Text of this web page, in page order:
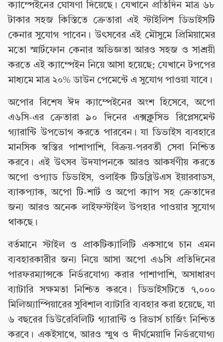
ক্যাম্পেইনের ঘোষণা দিয়েছে। যেখানে প্রতিদিন মাত্র ৬৮
টাকার সহজ কিস্তিতে ক্রেতারা এই স্টাইলিশ ডিভাইসটি
কেনার সুযোগ পাবেন। উৎসবের এই মৌসুমে প্রিমিয়ামের
মতো স্মার্টফোন কেনার অভিজ্ঞতা আরও সহজ ও সাশ্রয়ী
করতে এই ক্যাম্পেইন নিয়ে আসা হয়েছে; যেখানে টপপের
মাধ্যমে মাত্র ২০% ডাউন পেমেন্টে এ সুযোগ পাওয়া যাবে।
অপোর বিশেষ ঈদ ক্যাম্পেইনের অংশ হিসেবে, অপো
এ৬সি-এর ক্রেতারা ৯০ দিনের এক্সক্লুসিভ রিপ্লেসমেন্ট
গ্যারান্টি উপভোগ করতে পারবেন। যা ডিভাইস ব্যবহারে
মানসিক স্বস্তির পাশাপাশি, বিক্রয়-পরবর্তী সেবা নিশ্চিত
করবে। এই উৎসব উদযাপনকে আরও আকর্ষণীয় করতে
অপো ওপ্যাড ডিভাইস, ওলাইক টিডব্লিউএস ইয়ারবাডস,
ব্যাকপ্যাক, অপো টি-শার্ট ও অপো ক্যাপ সহ ক্রেতাদের
জন্য আরও অনেক লাইফস্টাইল উপহার পাওয়ার সুযোগ
থাকছে।
বর্তমানে স্টাইল ও প্রাকটিক্যালিটি একসাথে চান এমন
ব্যবহারকারীর জন্য নিয়ে আসা অপো এ৬সি প্রতিদিনের
পারফরম্যান্সকে নির্ভরযোগ্য করার পাশাপাশি, অসাধারণ
ব্যাটারি সক্ষমতা নিশ্চিত করবে। ডিভাইসটিতে ৭,০০০
মিলিঅ্যাম্পিয়ারের সুবিশাল ব্যাটারি ব্যবহার করা হয়েছে, যা
৬ বছরের ডিউরেবিলিটি গ্যারান্টি ও রিভার্স চার্জিং নিশ্চিত
করবে। একইসাথে, আরও স্মুথ ও দীর্ঘমেয়াদি নির্ভরযোগ্য